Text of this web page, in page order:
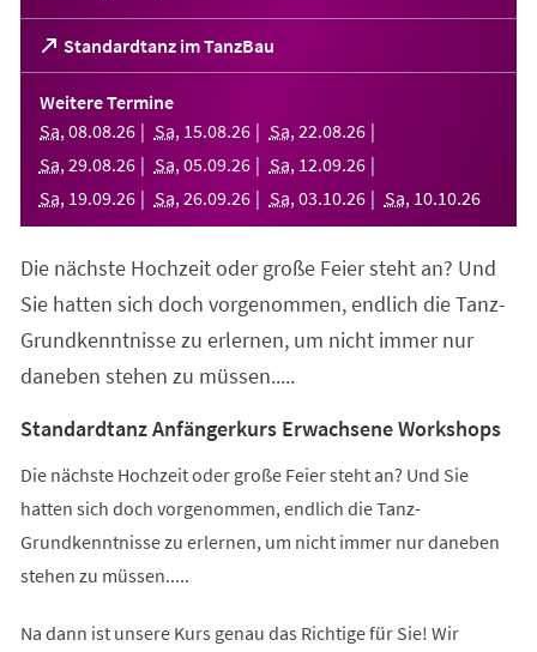
Standardtanz im TanzBau
(Öffnet
in
einem
neuen
Tab)
Weitere Termine
Sa, 08.08.26 Sa, 15.08.26 Sa, 22.08.26
Sa, 29.08.26 Sa, 05.09.26 Sa, 12.09.26
Sa, 19.09.26 Sa, 26.09.26 Sa, 03.10.26 Sa, 10.10.26
Die nächste Hochzeit oder große Feier steht an? Und
Sie hatten sich doch vorgenommen, endlich die Tanz-
Grundkenntnisse zu erlernen, um nicht immer nur
daneben stehen zu müssen.....
Standardtanz Anfängerkurs Erwachsene Workshops
Die nächste Hochzeit oder große Feier steht an? Und Sie
hatten sich doch vorgenommen, endlich die Tanz-
Grundkenntnisse zu erlernen, um nicht immer nur daneben
stehen zu müssen.....
Na dann ist unsere Kurs genau das Richtige für Sie! Wir